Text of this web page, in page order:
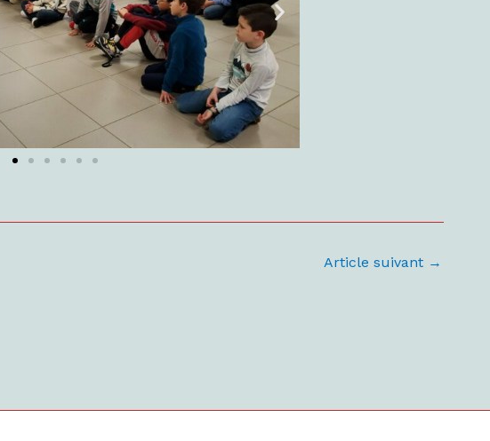
Article suivant →